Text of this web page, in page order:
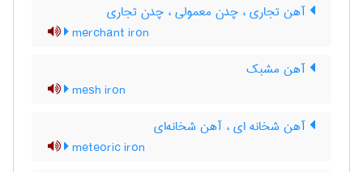
آهن تجاری ، چدن معمولی ، چدن تجاری
merchant iron
آهن مشبک
mesh iron
آهن شخانه ای ، آهن شخانه‌ای
meteoric iron